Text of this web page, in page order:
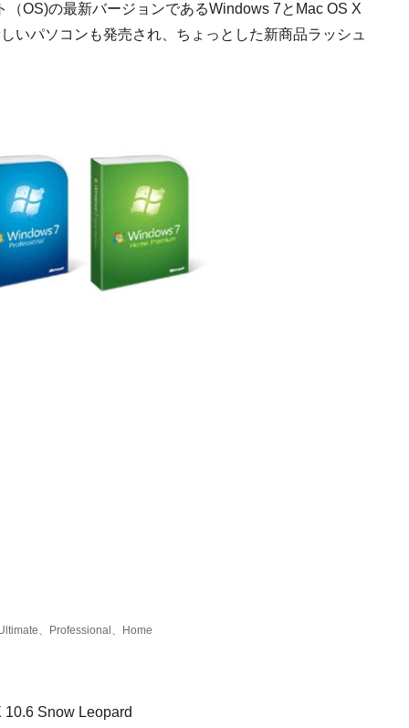
OS)の最新バージョンであるWindows 7とMac OS X
いパソコンも発売され、ちょっとした新商品ラッシュ
、Professional、Home